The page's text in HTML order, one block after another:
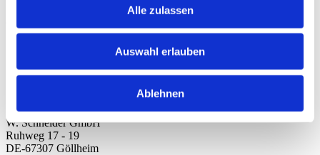
Alle zulassen
Auswahl erlauben
Ablehnen
13:30 bis 16:30 Uhr
Medien
W. Schneider GmbH
Ruhweg 17 - 19
DE-67307 Göllheim